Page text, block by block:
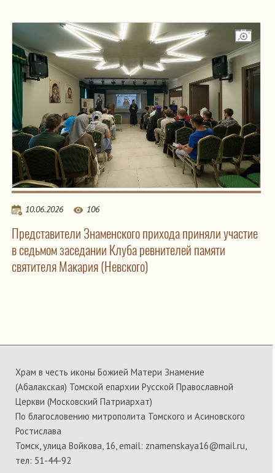
10.06.2026 106
Представители Знаменского прихода приняли участие
в седьмом заседании Клуба ревнителей памяти
святителя Макария (Невского)
Храм в честь иконы Божией Матери Знамение
(Абалакская) Томской епархии Русской Православной
Церкви (Московский Патриархат)
По благословению митрополита Томского и Асиновского
Ростислава
Томск, улица Войкова, 16, email: znamenskaya16@mail.ru,
тел: 51-44-92